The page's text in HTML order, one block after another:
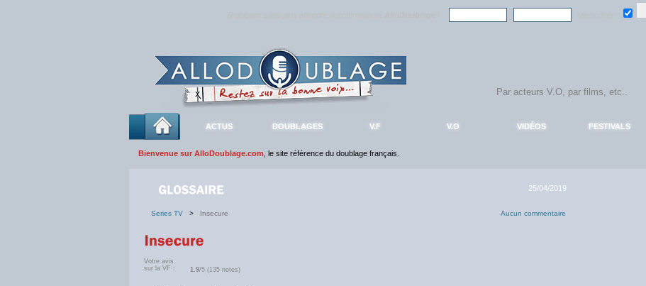
ACTUS DOUBLAGES V.F V.O VIDÉOS FESTIVALS
Bienvenue sur AlloDoublage.com , le site référence du doublage français.
25/04/2019
Series TV > Insecure Aucun commentaire
Votre avis
sur la VF :
1.9/5 (135 notes)